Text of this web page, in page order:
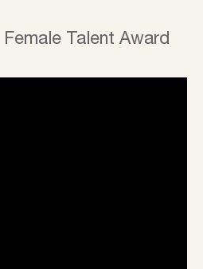
Talent Award